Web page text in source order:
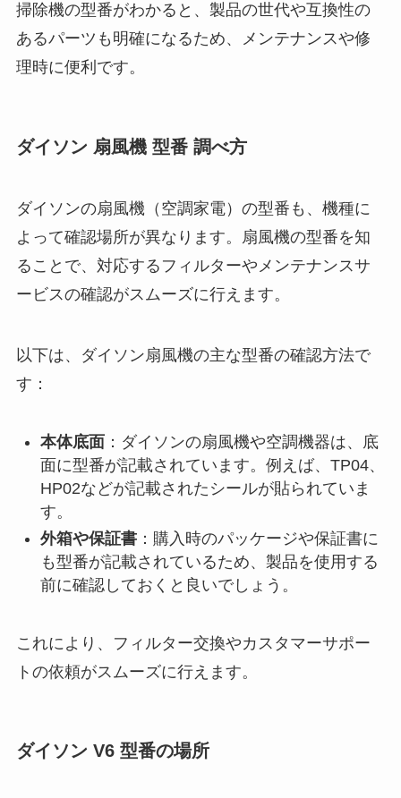
掃除機の型番がわかると、製品の世代や互換性の
あるパーツも明確になるため、メンテナンスや修
理時に便利です。
ダイソン 扇風機 型番 調べ方
ダイソンの扇風機（空調家電）の型番も、機種に
よって確認場所が異なります。扇風機の型番を知
ることで、対応するフィルターやメンテナンスサ
ービスの確認がスムーズに行えます。
以下は、ダイソン扇風機の主な型番の確認方法で
す：
本体底面：ダイソンの扇風機や空調機器は、底
面に型番が記載されています。例えば、TP04、
HP02などが記載されたシールが貼られていま
す。
外箱や保証書：購入時のパッケージや保証書に
も型番が記載されているため、製品を使用する
前に確認しておくと良いでしょう。
これにより、フィルター交換やカスタマーサポー
トの依頼がスムーズに行えます。
ダイソン V6 型番の場所